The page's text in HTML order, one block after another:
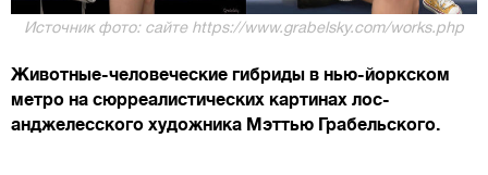
Источник фото: сайте https://www.grabelsky.com/works.php
Животные-человеческие гибриды в нью-йоркском
метро на сюрреалистических картинах лос-
анджелесского художника Мэттью Грабельского.